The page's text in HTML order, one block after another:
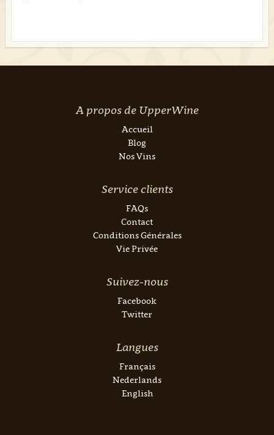
A propos de UpperWine
Accueil
Blog
Nos Vins
Service clients
FAQs
Contact
Conditions Générales
Vie Privée
Suivez-nous
Facebook
Twitter
Langues
Français
Nederlands
English